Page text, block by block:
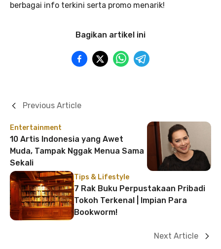
berbagai info terkini serta promo menarik!
Bagikan artikel ini
Entertainment
10 Artis Indonesia yang Awet
Muda, Tampak Nggak Menua Sama
Sekali
Previous Article
Tips & Lifestyle
7 Rak Buku Perpustakaan Pribadi
Tokoh Terkenal | Impian Para
Bookworm!
Next Article